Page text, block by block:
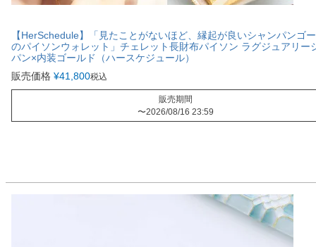
【HerSchedule】「見たことがないほど、縁起が良いシャンパンゴ
のパイソンウォレット」チェレット長財布パイソン ラグジュアリー
パン×内装ゴールド（ハースケジュール）
販売価格 ¥41,800税込
販売期間
〜2026/08/16 23:59